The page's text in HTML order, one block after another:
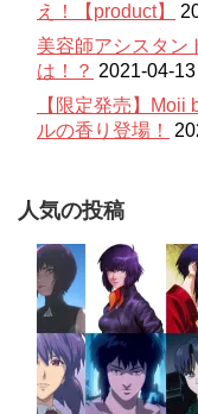
え！【product】
美容師アシスタン
は！？ 2021-04-13
【限定発売】
ルの香り登場！
人気の投稿